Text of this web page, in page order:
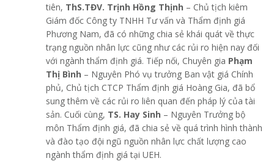
tiên, ThS.TĐV. Trịnh Hồng Thịnh – Chủ tịch kiêm
Giám đốc Công ty TNHH Tư vấn và Thẩm định giá
Phương Nam, đã có những chia sẻ khái quát về thực
trạng nguồn nhân lực cũng như các rủi ro hiện nay đối
với ngành thẩm định giá. Tiếp nối, Chuyên gia Phạm
Thị Bình – Nguyên Phó vụ trưởng Ban vật giá Chính
phủ, Chủ tịch CTCP Thẩm định giá Hoàng Gia, đã bổ
sung thêm về các rủi ro liên quan đến pháp lý của tài
sản. Cuối cùng, TS. Hay Sinh – Nguyên Trưởng bộ
môn Thẩm định giá, đã chia sẻ về quá trình hình thành
và đào tạo đội ngũ nguồn nhân lực chất lượng cao
ngành thẩm định giá tại UEH.